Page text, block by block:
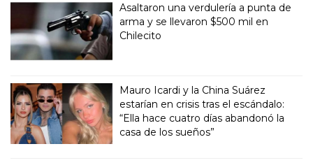
Asaltaron una verdulería a punta de
arma y se llevaron $500 mil en
Chilecito
Mauro Icardi y la China Suárez
estarían en crisis tras el escándalo:
“Ella hace cuatro días abandonó la
casa de los sueños”